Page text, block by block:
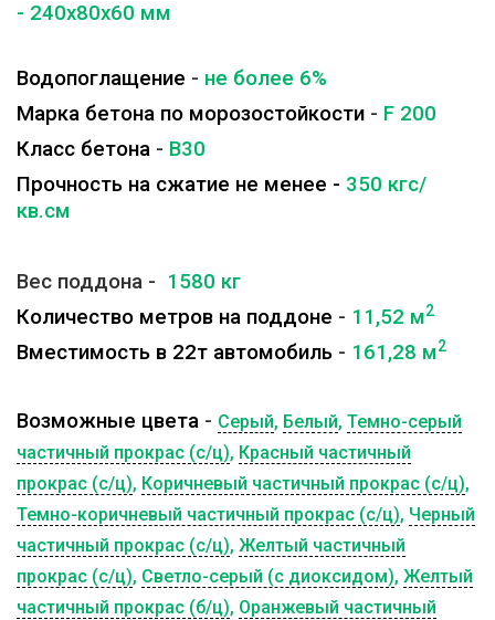
- 240x80x60 мм
Водопоглащение - не более 6%
Марка бетона по морозостойкости - F 200
Класс бетона - B30
Прочность на сжатие не менее - 350 кгс/
кв.см
Вес поддона - 1580 кг
Количество метров на поддоне - 11,52 м2
Вместимость в 22т автомобиль - 161,28 м2
Возможные цвета - Серый, Белый, Темно-серый
частичный прокрас (с/ц), Красный частичный
прокрас (с/ц), Коричневый частичный прокрас (с/ц),
Темно-коричневый частичный прокрас (с/ц), Черный
частичный прокрас (с/ц), Желтый частичный
прокрас (с/ц), Светло-серый (с диоксидом), Желтый
частичный прокрас (б/ц), Оранжевый частичный